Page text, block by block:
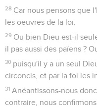
28 Car nous pensons que
les oeuvres de la loi.
29 Ou bien Dieu est-il
il pas aussi des païens ?
30 puisqu'il y a un seul
circoncis, et par la foi les
31 Anéantissons-nous
contraire, nous confirmons